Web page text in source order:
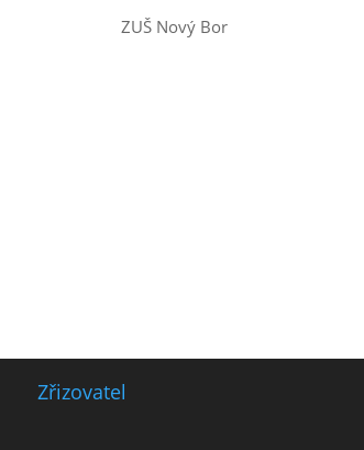
ZUŠ Nový Bor
Zřizovatel